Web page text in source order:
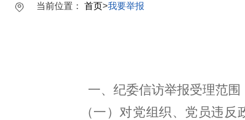
当前位置： 首页>我要举报
一、纪委信访举报受理范围
（一）对党组织、党员违